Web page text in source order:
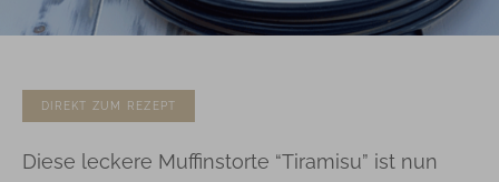
DIREKT ZUM REZEPT
Diese leckere Muffinstorte “Tiramisu” ist nun